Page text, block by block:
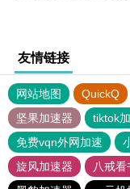
友情链接
网站地图 QuickQ
坚果加速器
tiktok
免费vqn外网加速
旋风加速器
八戒看